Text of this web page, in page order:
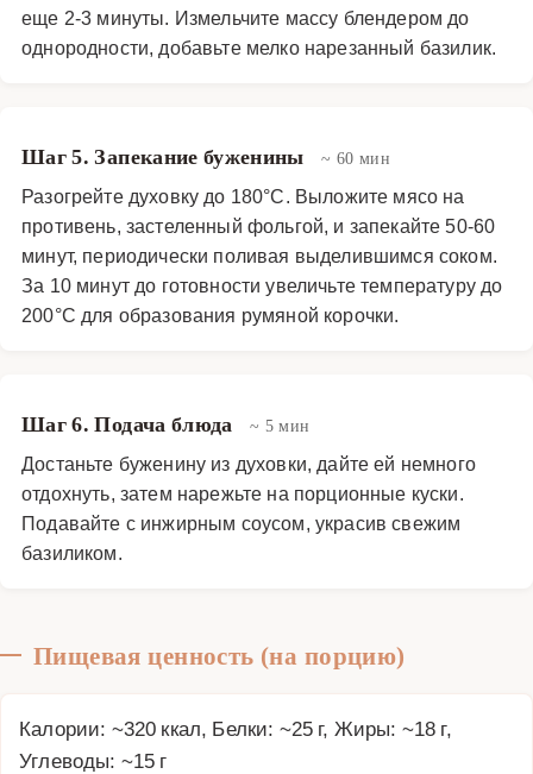
еще 2-3 минуты. Измельчите массу блендером до
однородности, добавьте мелко нарезанный базилик.
Шаг 5. Запекание буженины ~ 60 мин
Разогрейте духовку до 180°C. Выложите мясо на
противень, застеленный фольгой, и запекайте 50-60
минут, периодически поливая выделившимся соком.
За 10 минут до готовности увеличьте температуру до
200°C для образования румяной корочки.
Шаг 6. Подача блюда ~ 5 мин
Достаньте буженину из духовки, дайте ей немного
отдохнуть, затем нарежьте на порционные куски.
Подавайте с инжирным соусом, украсив свежим
базиликом.
Пищевая ценность (на порцию)
Калории: ~320 ккал, Белки: ~25 г, Жиры: ~18 г,
Углеводы: ~15 г